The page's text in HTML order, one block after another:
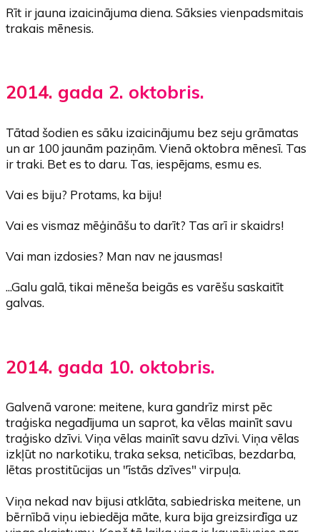
Rīt ir jauna izaicinājuma diena. Sāksies vienpadsmitais
trakais mēnesis.
2014. gada 2. oktobris.
Tātad šodien es sāku izaicinājumu bez seju grāmatas
un ar 100 jaunām paziņām. Vienā oktobra mēnesī. Tas
ir traki. Bet es to daru. Tas, iespējams, esmu es.
Vai es biju? Protams, ka biju!
Vai es vismaz mēģināšu to darīt? Tas arī ir skaidrs!
Vai man izdosies? Man nav ne jausmas!
...Galu galā, tikai mēneša beigās es varēšu saskaitīt
galvas.
2014. gada 10. oktobris.
Galvenā varone: meitene, kura gandrīz mirst pēc
traģiska negadījuma un saprot, ka vēlas mainīt savu
traģisko dzīvi. Viņa vēlas mainīt savu dzīvi. Viņa vēlas
izkļūt no narkotiku, traka seksa, neticības, bezdarba,
lētas prostitūcijas un "īstās dzīves" virpuļa.
Viņa nekad nav bijusi atklāta, sabiedriska meitene, un
bērnībā viņu iebiedēja māte, kura bija greizsirdīga uz